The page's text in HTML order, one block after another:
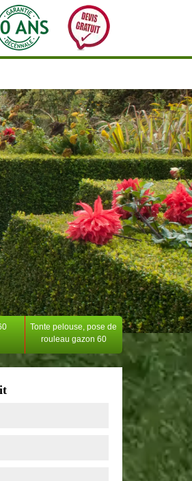
Tonte pelouse, pose de
rouleau gazon 60